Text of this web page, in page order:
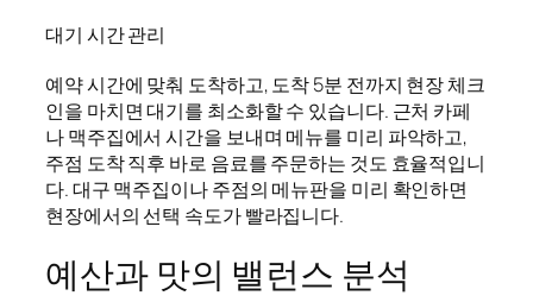
대기 시간 관리
예약 시간에 맞춰 도착하고, 도착 5분 전까지 현장 체크
인을 마치면 대기를 최소화할 수 있습니다. 근처 카페
나 맥주집에서 시간을 보내며 메뉴를 미리 파악하고,
주점 도착 직후 바로 음료를 주문하는 것도 효율적입니
다. 대구 맥주집이나 주점의 메뉴판을 미리 확인하면
현장에서의 선택 속도가 빨라집니다.
예산과 맛의 밸런스 분석